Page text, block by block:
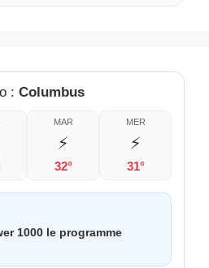
: Columbus
MAR
⚡
32°
MER
⚡
31°
1000 le programme